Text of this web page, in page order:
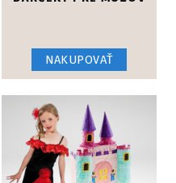
NAKUPOVAŤ